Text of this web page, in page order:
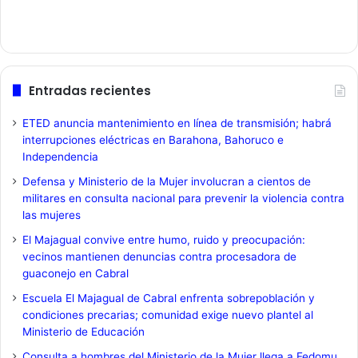
Entradas recientes
ETED anuncia mantenimiento en línea de transmisión; habrá
interrupciones eléctricas en Barahona, Bahoruco e
Independencia
Defensa y Ministerio de la Mujer involucran a cientos de
militares en consulta nacional para prevenir la violencia contra
las mujeres
El Majagual convive entre humo, ruido y preocupación:
vecinos mantienen denuncias contra procesadora de
guaconejo en Cabral
Escuela El Majagual de Cabral enfrenta sobrepoblación y
condiciones precarias; comunidad exige nuevo plantel al
Ministerio de Educación